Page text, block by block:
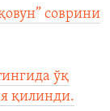
соврини
ўқ
қилинди.